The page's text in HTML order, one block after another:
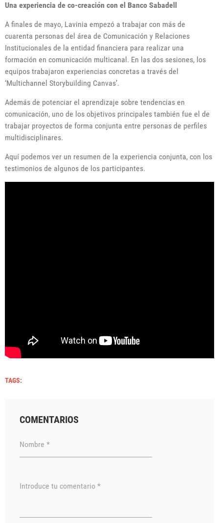
Una experiencia de co-creación con el Banco Sabadell
A finales de mayo, Lavinia empezó a trabajar con más de
cuarenta personas del área de Comunicación y Relaciones
Institucionales de la entidad financiera para realizar una
formación en comunicación multicanal. En las dos sesiones, los
equipos trabajaron experiencias concretas a través del
‘Multichannel Storybuilding Canvas’.
Además de potenciar el aprendizaje sobre tendencias en
comunicación, uno de los objetivos principales también fue el de
trabajar proyectos de forma conjunta entre personas de perfiles
multidisciplinares.
Aquí podemos ver un resumen de la experiencia conjunta, con los
testimonios de algunos de los participantes.
TAGS:
COMENTARIOS
Nombre *
Introduce tu comentario *